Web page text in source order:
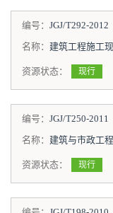
编号： JGJ/T292-2012
名称： 建筑工程施工
资源状态： 现行
编号： JGJ/T250-2011
名称： 建筑与市政工
资源状态： 现行